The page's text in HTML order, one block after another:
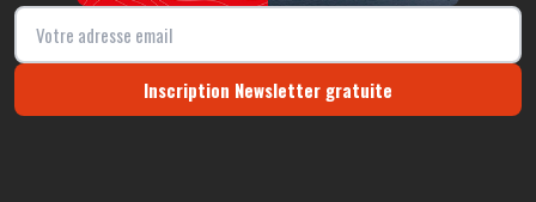
Inscription Newsletter gratuite